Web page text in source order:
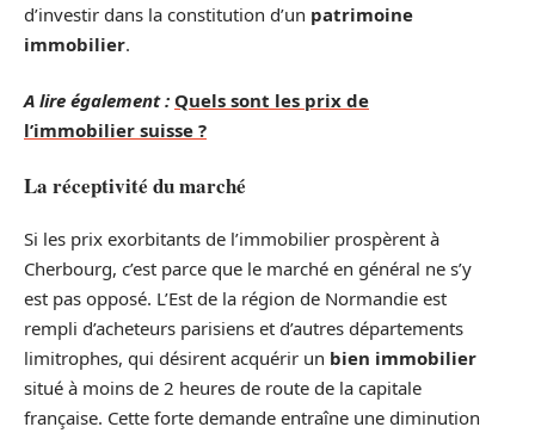
d’investir dans la constitution d’un patrimoine
immobilier.
A lire également : Quels sont les prix de
l’immobilier suisse ?
La réceptivité du marché
Si les prix exorbitants de l’immobilier prospèrent à
Cherbourg, c’est parce que le marché en général ne s’y
est pas opposé. L’Est de la région de Normandie est
rempli d’acheteurs parisiens et d’autres départements
limitrophes, qui désirent acquérir un bien immobilier
situé à moins de 2 heures de route de la capitale
française. Cette forte demande entraîne une diminution